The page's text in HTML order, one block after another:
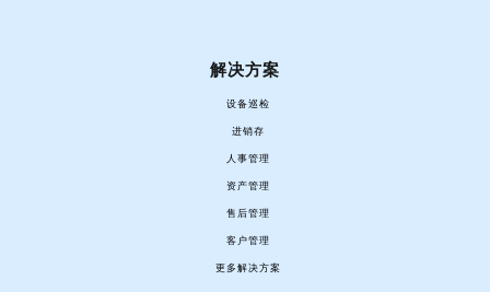
解决方案
设备巡检
进销存
人事管理
资产管理
售后管理
客户管理
更多解决方案